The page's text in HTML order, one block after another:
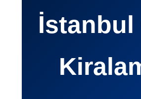
İstanbul